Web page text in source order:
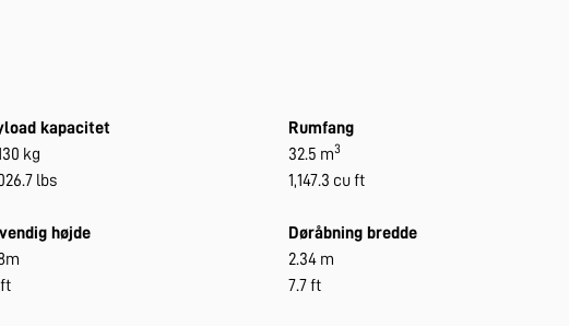
kapacitet
kg
lbs
Rumfang
32.5 m3
1,147.3 cu ft
højde
Døråbning bredde
2.34 m
7.7 ft